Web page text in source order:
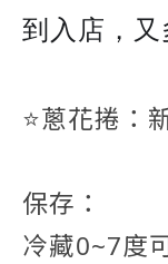
到入店，又
⭐️蔥花捲：
保存：
冷藏0~7度